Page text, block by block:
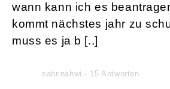
wann kann ich es
kommt nächstes jahr zu
muss es ja b [..]
sabrinahwi - 15 Antworten